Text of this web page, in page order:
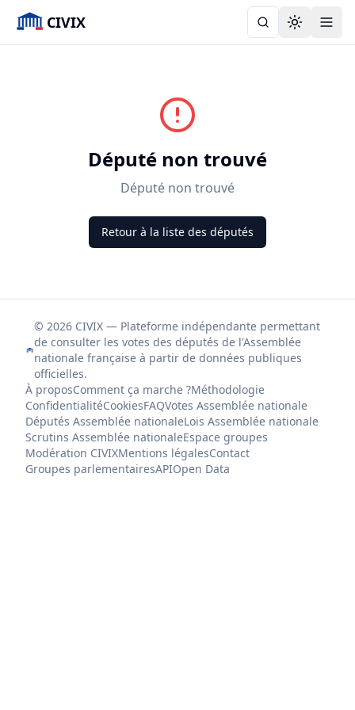
CIVIX Toggle
Député non trouvé
Député non trouvé
Retour à la liste des députés
© 2026 CIVIX — Plateforme indépendante permettant
de consulter les votes des députés de l'Assemblée
nationale française à partir de données publiques
officielles.
À proposComment ça marche ?Méthodologie
ConfidentialitéCookiesFAQVotes Assemblée nationale
Députés Assemblée nationaleLois Assemblée nationale
Scrutins Assemblée nationaleEspace groupes
Modération CIVIXMentions légalesContact
Groupes parlementairesAPIOpen Data